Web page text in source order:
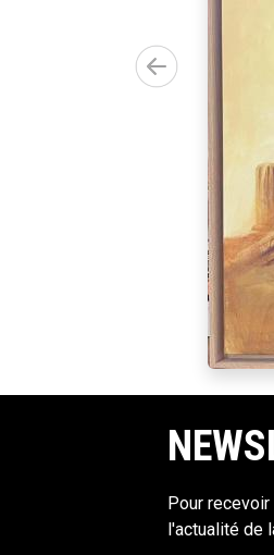
Pour
l'actualité de